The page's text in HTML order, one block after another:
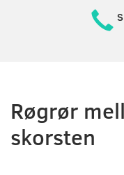
Røgrør
skorsten